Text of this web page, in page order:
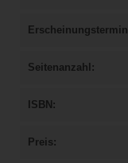
Erscheinungstermin
Seitenanzahl
ISBN
Preis